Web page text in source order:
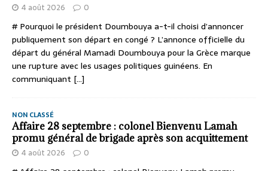
4 août 2026 0
# Pourquoi le président Doumbouya a-t-il choisi d’annoncer
publiquement son départ en congé ? L’annonce officielle du
départ du général Mamadi Doumbouya pour la Grèce marque
une rupture avec les usages politiques guinéens. En
communiquant [...]
NON CLASSÉ
Affaire 28 septembre : colonel Bienvenu Lamah
promu général de brigade après son acquittement
4 août 2026 0